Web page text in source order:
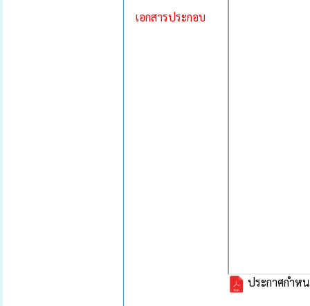
เอกสารประกอบ
ประกาศกำห